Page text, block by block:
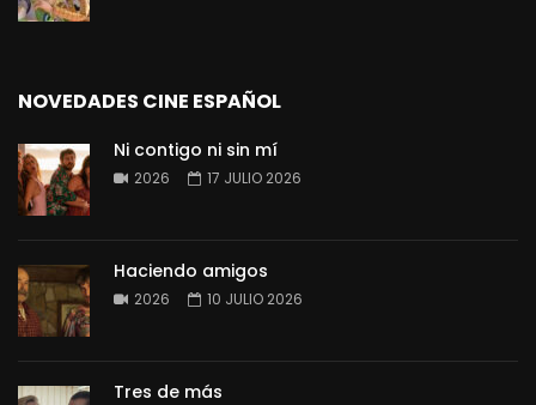
NOVEDADES CINE ESPAÑOL
Ni contigo ni sin mí
2026 17 JULIO 2026
Haciendo amigos
2026 10 JULIO 2026
Tres de más